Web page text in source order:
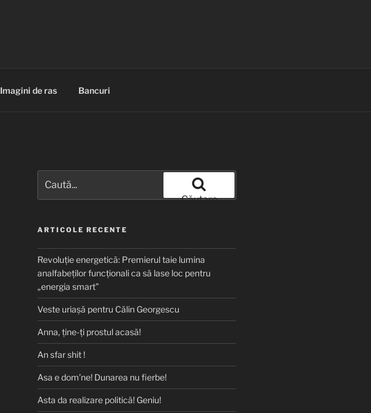
Imagini de ras Bancuri
după:
Căutare
ARTICOLE RECENTE
Revoluție energetică: Premierul taie lumina
analfabeților funcționali ca să lase loc pentru
„energia smart”
Veste uriașă pentru Călin Georgescu
Anna, ţine-ţi prostul acasă!
An sfar shit !
Asa e dom’ne! Dunarea nu fierbe!
Asta da realizare politică! Geniu!